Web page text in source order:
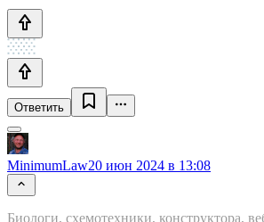
Ответить
MinimumLaw20 июн 2024 в 13:08
Биологи, схемотехники, конструктора,